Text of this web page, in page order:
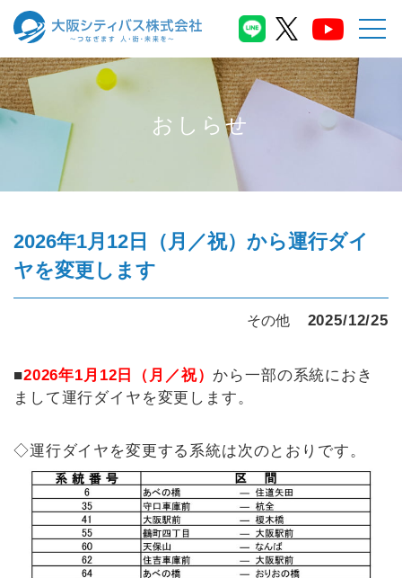
おしらせ
2026年1月12日（月／祝）から運行ダイ
ヤを変更します
その他 2025/12/25
■2026年1月12日（月／祝） から一部の系統におき
まして運行ダイヤを変更します。
◇運行ダイヤを変更する系統は次のとおりです。